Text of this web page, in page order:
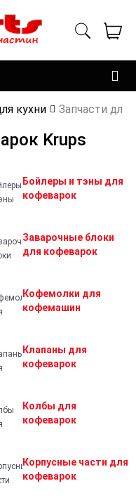
кухни Запчасти
Krups
Бойлеры и тэны для
кофеварок
Заварочные блоки
для кофеварок
Кофемолки для
кофемашин
Клапаны для
кофеварок
Колбы для
кофеварок
Корпусные части для
кофеварок